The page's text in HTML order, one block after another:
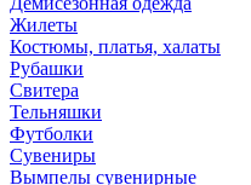
Жилеты
Костюмы, платья, халаты
Рубашки
Свитера
Тельняшки
Футболки
Сувениры
Вымпелы сувенирные